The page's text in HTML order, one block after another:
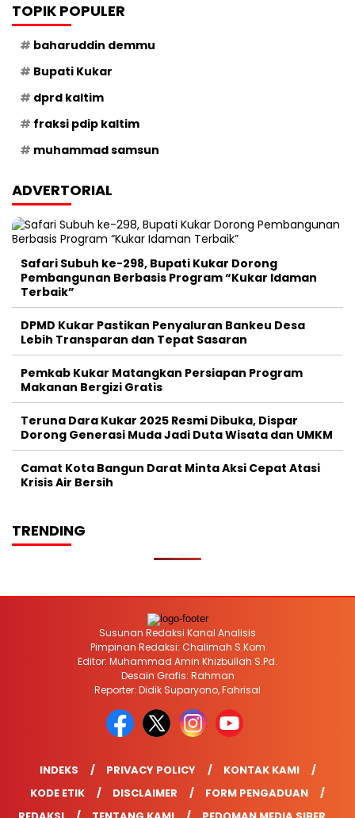
TOPIK POPULER
baharuddin demmu
Bupati Kukar
dprd kaltim
fraksi pdip kaltim
muhammad samsun
ADVERTORIAL
Safari Subuh ke-298, Bupati Kukar Dorong
Pembangunan Berbasis Program “Kukar Idaman
Terbaik”
DPMD Kukar Pastikan Penyaluran Bankeu Desa
Lebih Transparan dan Tepat Sasaran
Pemkab Kukar Matangkan Persiapan Program
Makanan Bergizi Gratis
Teruna Dara Kukar 2025 Resmi Dibuka, Dispar
Dorong Generasi Muda Jadi Duta Wisata dan UMKM
Camat Kota Bangun Darat Minta Aksi Cepat Atasi
Krisis Air Bersih
TRENDING
Susunan Redaksi Kanal Analisis
Pimpinan Redaksi: Chalimah S.Kom
Editor: Muhammad Amin Khizbullah S.Pd.
Desain Grafis: Rahman
Reporter: Didik Suparyono, Fahrisal
INDEKS PRIVACY POLICY
KONTAK KAMI
KODE ETIK
DISCLAIMER
FORM PENGADUAN